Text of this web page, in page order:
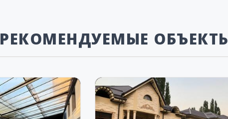
РЕКОМЕНДУЕМЫЕ